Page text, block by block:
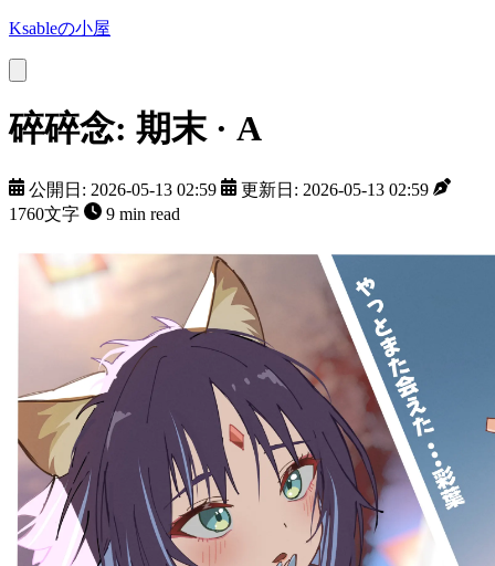
Ksableの小屋
碎碎念: 期末 · A
公開日: 2026-05-13 02:59
更新日: 2026-05-13 02:59
1760文字
9 min read